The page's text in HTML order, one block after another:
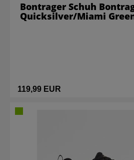
119,99 EUR
Bontrager Schuh
Quicksilver/Miami